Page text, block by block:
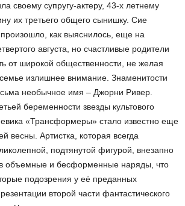
своему супругу-актеру, 43-х летнему
их третьего общего сынишку. Сие
как выяснилось, еще на
августа, но счастливые родители
от широкой общественности, не желая
семье излишнее внимание. Знаменитости
необычное имя – Джорни Ривер.
беременности звезды культового
«Трансформеры» стало известно еще
весны. Артистка, которая всегда
подтянутой фигурой, внезапно
в объемные и бесформенные наряды, что
подозрения у её преданных
второй части фантастического